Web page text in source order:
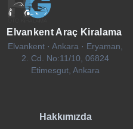
Elvankent Araç Kiralama
Elvankent · Ankara · Eryaman,
2. Cd. No:11/10, 06824
Etimesgut, Ankara
Hakkımızda